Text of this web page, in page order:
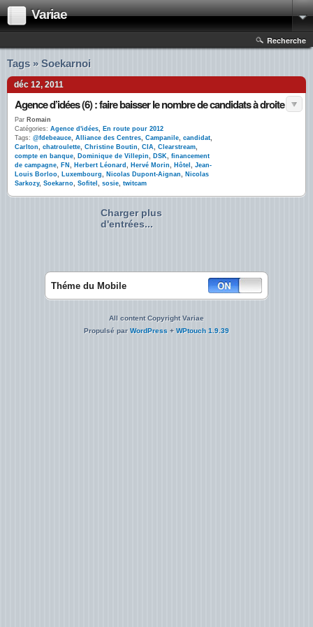
Variae
Recherche
Tags » Soekarnoi
déc 12, 2011
Agence d’idées (6) : faire baisser le nombre de candidats à droite
Par Romain
Catégories: Agence d'idées, En route pour 2012
Tags: @fdebeauce, Alliance des Centres, Campanile, candidat,
Carlton, chatroulette, Christine Boutin, CIA, Clearstream,
compte en banque, Dominique de Villepin, DSK, financement
de campagne, FN , Herbert Léonard , Hervé Morin, Hôtel , Jean-
Louis Borloo, Luxembourg, Nicolas Dupont-Aignan, Nicolas
Sarkozy, Soekarno, Sofitel , sosie, twitcam
Charger plus
d'entrées...
Théme du Mobile
All content Copyright Variae
Propulsé parWordPress + WPtouch 1.9.39